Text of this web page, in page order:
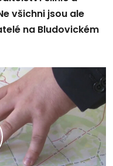
všichni jsou ale
na Bludovickém